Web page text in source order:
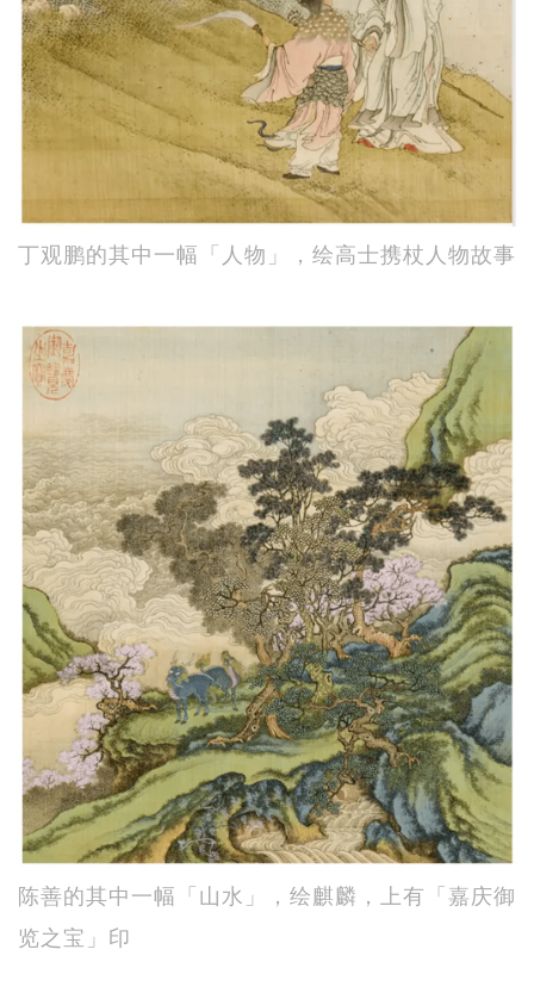
丁观鹏的其中一幅「人物」，绘高士携杖人物故事
陈善的其中一幅「山水」，绘麒麟，上有「嘉庆御
览之宝」印